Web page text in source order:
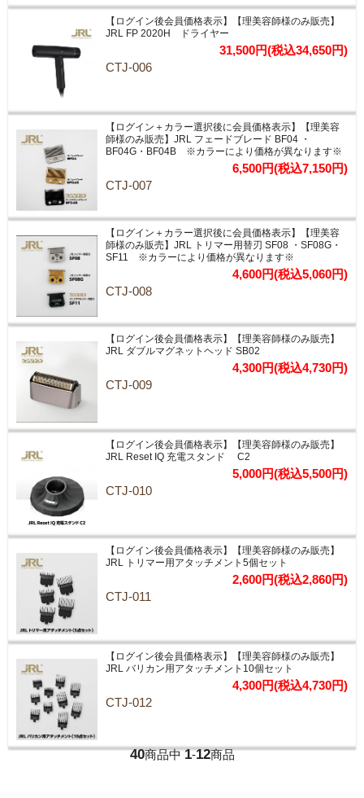
【ログイン後会員価格表示】【理美容師様のみ販売】
JRL FP 2020H ドライヤー
31,500円(税込34,650円)
CTJ-006
【ログイン＋カラー選択後に会員価格表示】【理美容
師様のみ販売】JRL フェードブレード BF04 ・
BF04G・BF04B ※カラーにより価格が異なります※
6,500円(税込7,150円)
CTJ-007
【ログイン＋カラー選択後に会員価格表示】【理美容
師様のみ販売】JRL トリマー用替刃 SF08 ・SF08G・
SF11 ※カラーにより価格が異なります※
4,600円(税込5,060円)
CTJ-008
【ログイン後会員価格表示】【理美容師様のみ販売】
JRL ダブルマグネットヘッド SB02
4,300円(税込4,730円)
CTJ-009
【ログイン後会員価格表示】【理美容師様のみ販売】
JRL Reset IQ 充電スタンド C2
5,000円(税込5,500円)
CTJ-010
【ログイン後会員価格表示】【理美容師様のみ販売】
JRL トリマー用アタッチメント5個セット
2,600円(税込2,860円)
CTJ-011
【ログイン後会員価格表示】【理美容師様のみ販売】
JRL バリカン用アタッチメント10個セット
4,300円(税込4,730円)
CTJ-012
40商品中1-12商品